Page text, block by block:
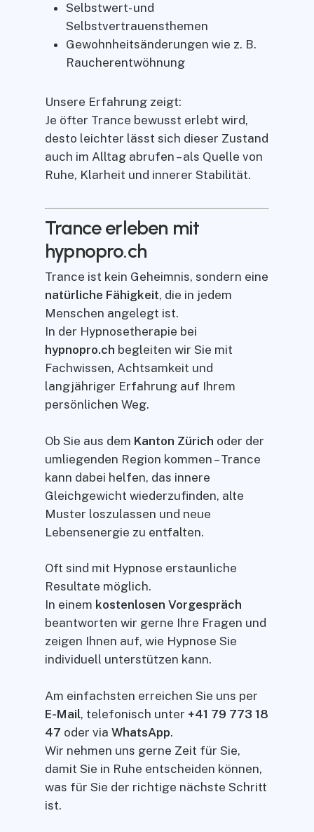
Selbstwert- und
Selbstvertrauensthemen
Gewohnheitsänderungen wie z. B.
Raucherentwöhnung
Unsere Erfahrung zeigt:
Je öfter Trance bewusst erlebt wird,
desto leichter lässt sich dieser Zustand
auch im Alltag abrufen – als Quelle von
Ruhe, Klarheit und innerer Stabilität.
Trance erleben mit
hypnopro.ch
Trance ist kein Geheimnis, sondern eine
natürliche Fähigkeit, die in jedem
Menschen angelegt ist.
In der Hypnosetherapie bei
hypnopro.ch begleiten wir Sie mit
Fachwissen, Achtsamkeit und
langjähriger Erfahrung auf Ihrem
persönlichen Weg.
Ob Sie aus dem Kanton Zürich oder der
umliegenden Region kommen – Trance
kann dabei helfen, das innere
Gleichgewicht wiederzufinden, alte
Muster loszulassen und neue
Lebensenergie zu entfalten.
Oft sind mit Hypnose erstaunliche
Resultate möglich.
In einem kostenlosen Vorgespräch
beantworten wir gerne Ihre Fragen und
zeigen Ihnen auf, wie Hypnose Sie
individuell unterstützen kann.
Am einfachsten erreichen Sie uns per
E-Mail, telefonisch unter +41 79 773 18
47 oder via WhatsApp.
Wir nehmen uns gerne Zeit für Sie,
damit Sie in Ruhe entscheiden können,
was für Sie der richtige nächste Schritt
ist.